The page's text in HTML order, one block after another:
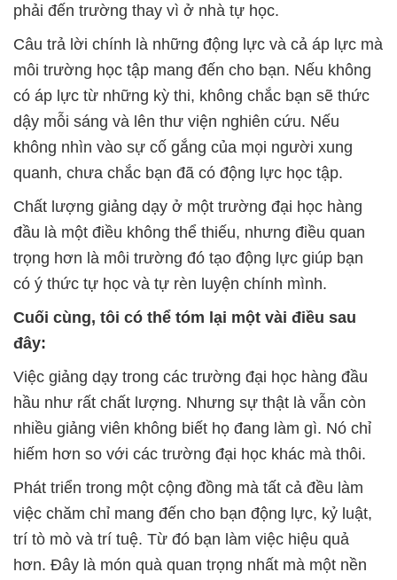
phải đến trường thay vì ở nhà tự học.
Câu trả lời chính là những động lực và cả áp lực mà
môi trường học tập mang đến cho bạn. Nếu không
có áp lực từ những kỳ thi, không chắc bạn sẽ thức
dậy mỗi sáng và lên thư viện nghiên cứu. Nếu
không nhìn vào sự cố gắng của mọi người xung
quanh, chưa chắc bạn đã có động lực học tập.
Chất lượng giảng dạy ở một trường đại học hàng
đầu là một điều không thể thiếu, nhưng điều quan
trọng hơn là môi trường đó tạo động lực giúp bạn
có ý thức tự học và tự rèn luyện chính mình.
Cuối cùng, tôi có thể tóm lại một vài điều sau
đây:
Việc giảng dạy trong các trường đại học hàng đầu
hầu như rất chất lượng. Nhưng sự thật là vẫn còn
nhiều giảng viên không biết họ đang làm gì. Nó chỉ
hiếm hơn so với các trường đại học khác mà thôi.
Phát triển trong một cộng đồng mà tất cả đều làm
việc chăm chỉ mang đến cho bạn động lực, kỷ luật,
trí tò mò và trí tuệ. Từ đó bạn làm việc hiệu quả
hơn. Đây là món quà quan trọng nhất mà một nền